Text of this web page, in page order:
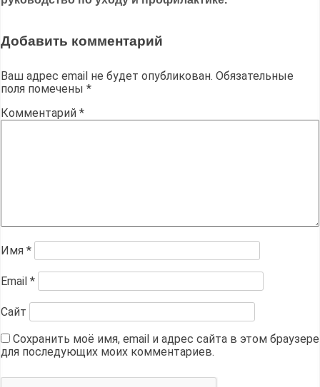
Добавить комментарий
Ваш адрес email не будет опубликован. Обязательные
поля помечены *
Комментарий *
Имя *
Email *
Сайт
Сохранить моё имя, email и адрес сайта в этом браузере
для последующих моих комментариев.